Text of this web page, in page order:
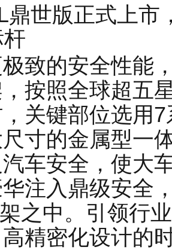
致的安全性能
按照全球超五
关键部位选用
寸的金属型一
车安全，使大
注入鼎级安全
之中。引领行
精密化设计的